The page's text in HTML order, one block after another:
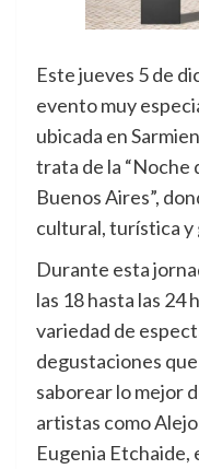
Este jueves 5 de
evento muy
ubicada en
trata de la “Noche
Buenos Aires”,
cultural, turística y
Durante esta
las 18 hasta las 24
variedad de
degustaciones
saborear lo mejor
artistas como
Eugenia